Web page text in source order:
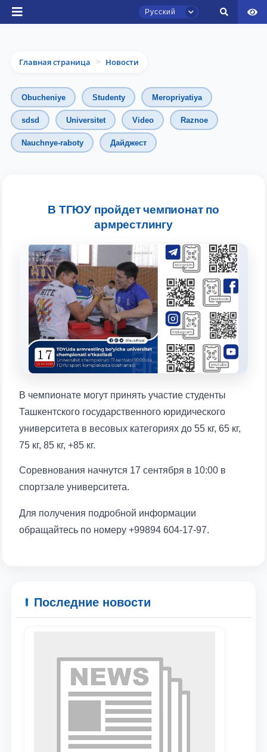
Русский
Главная страница > Новости
Obucheniye Studenty Meropriyatiya
sdsd Universitet Video Raznoe
Nauchnye-raboty Дайджест
В ТГЮУ пройдет чемпионат по
армрестлингу
В чемпионате могут принять участие студенты
Ташкентского государственного юридического
университета в весовых категориях до 55 кг, 65 кг,
75 кг, 85 кг, +85 кг.
Соревнования начнутся 17 сентября в 10:00 в
спортзале университета.
Для получения подробной информации
обращайтесь по номеру +99894 604-17-97.
Последние новости
Чат приёмной комиссии ТГЮУ
Онлайн
Оставляйте здесь свои обращения по
Выберите тему — затем появятся
конкретные вопросы:
1. Документы (бакалавр) (5) 2. Документы (магистр) (4)
3. Собеседование (бакалавр) (8)
4. Собеседование (магистр) (5) 5. Стоимость обучения (2)
6. Онлайн-заявки (15) 7. Колл-центр (4)